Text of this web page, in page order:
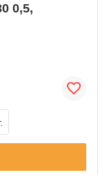
0,5,